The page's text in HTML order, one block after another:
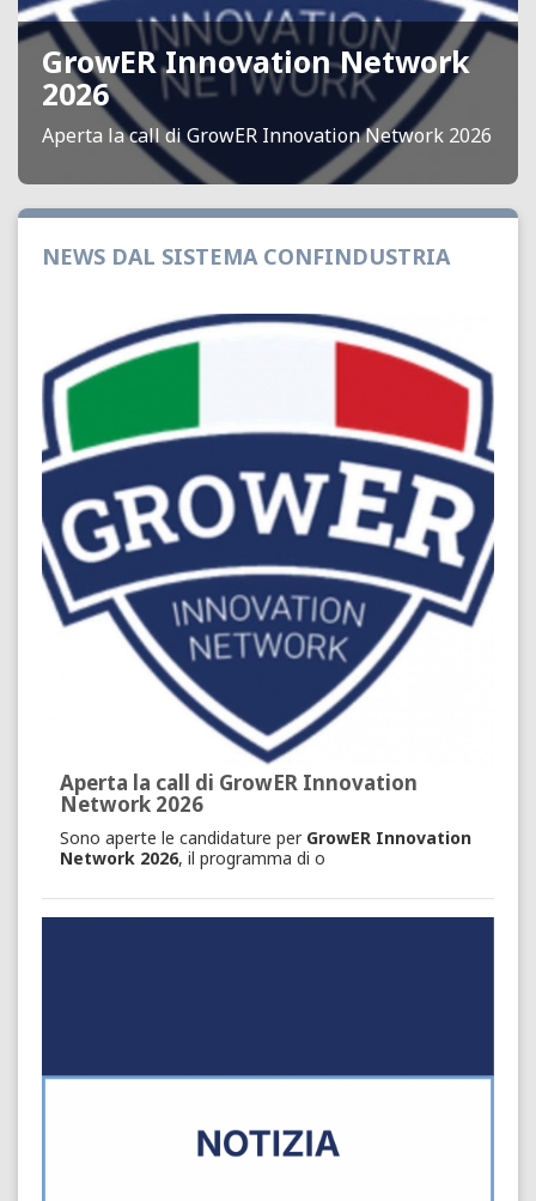
GrowER Innovation Network
2026
Aperta la call di GrowER Innovation Network 2026
NEWS DAL SISTEMA CONFINDUSTRIA
Aperta la call di GrowER Innovation
Network 2026
Sono aperte le candidature per GrowER Innovation
Network 2026, il programma di o